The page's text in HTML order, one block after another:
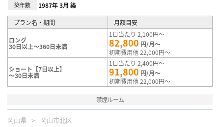
築年数 1987年 3月 築
プラン名・期間 月額目安
ロング
30日以上～360日未満
1日当たり 2,100円～
82,800 円/月～
初期費用他 22,000円～
ショート【7日以上】
～30日未満
1日当たり 2,400円～
91,800 円/月～
初期費用他 22,000円～
禁煙ルーム
岡山県 岡山市北区